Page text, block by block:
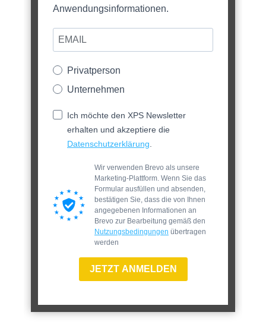
Anwendungsinformationen.
Privatperson
Unternehmen
Ich möchte den XPS Newsletter
erhalten und akzeptiere die
Datenschutzerklärung
Wir verwenden Brevo als unsere
Marketing-Plattform. Wenn Sie das
Formular ausfüllen und absenden,
bestätigen Sie, dass die von Ihnen
angegebenen Informationen an
Brevo zur Bearbeitung gemäß den
Nutzungsbedingungen übertragen
werden
JETZT ANMELDEN